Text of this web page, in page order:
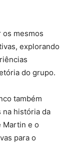
os mesmos
explorando
do grupo.
também
na história da
Martin e o
para o